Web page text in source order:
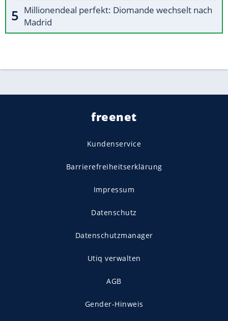
Millionendeal perfekt: Diomande wechselt nach
Madrid
freenet
Kundenservice
Barrierefreiheitserklärung
Impressum
Datenschutz
Datenschutzmanager
Utiq verwalten
AGB
Gender-Hinweis